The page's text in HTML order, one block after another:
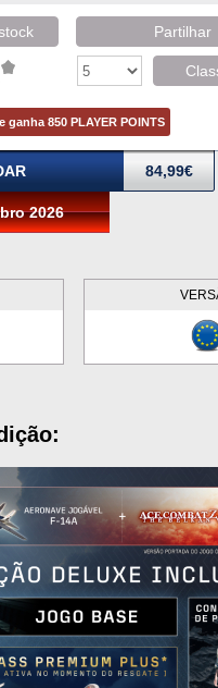
Partilhar
ganha 850 PLAYER POINTS
84,99€
2026